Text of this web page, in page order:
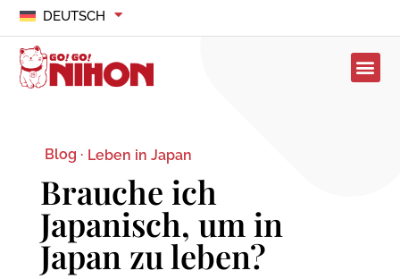
DEUTSCH
Blog · Leben in Japan
Brauche ich
Japanisch, um in
Japan zu leben?